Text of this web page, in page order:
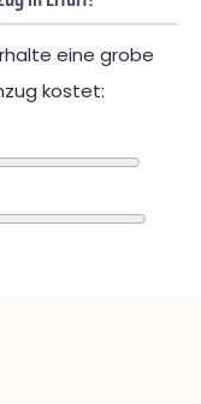
eine grobe
kostet: